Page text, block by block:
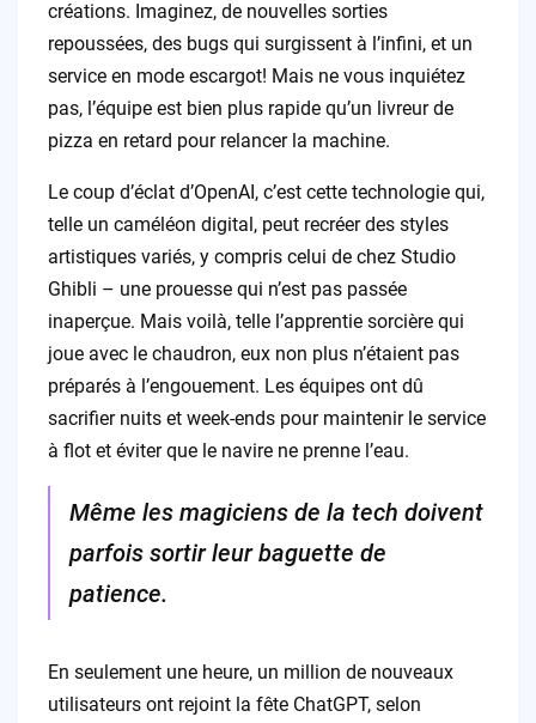
créations. Imaginez, de nouvelles sorties
repoussées, des bugs qui surgissent à l’infini, et un
service en mode escargot! Mais ne vous inquiétez
pas, l’équipe est bien plus rapide qu’un livreur de
pizza en retard pour relancer la machine.
Le coup d’éclat d’OpenAI, c’est cette technologie qui,
telle un caméléon digital, peut recréer des styles
artistiques variés, y compris celui de chez Studio
Ghibli – une prouesse qui n’est pas passée
inaperçue. Mais voilà, telle l’apprentie sorcière qui
joue avec le chaudron, eux non plus n’étaient pas
préparés à l’engouement. Les équipes ont dû
sacrifier nuits et week-ends pour maintenir le service
à flot et éviter que le navire ne prenne l’eau.
Même les magiciens de la tech doivent
parfois sortir leur baguette de
patience.
En seulement une heure, un million de nouveaux
utilisateurs ont rejoint la fête ChatGPT, selon